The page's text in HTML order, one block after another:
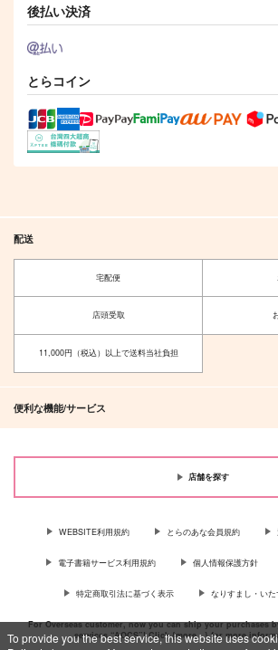
To provide you the best service, this website uses
後払い決済
とらコイン
配送
宅配便
店頭受取
11,000円（税込）以上で送料当社負担
便利な機能/サービス
店舗を探す
WEBSITE利用規約 とらのあな会員規約
電子書籍サービス利用規約 個人情報保護方針
特定商取引法に基づく表示 なりすまし・い
For Overseas customer, now you can ship your purchases
services “AOCS”! Click {more…} for more